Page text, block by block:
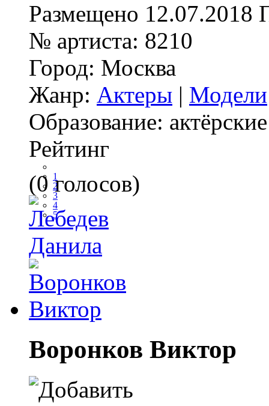
Размещено 12.07.2018
№ артиста: 8210
Город: Москва
Жанр: Актеры | Модели
Образование:
Рейтинг
1
2
3
4
5
(0 голосов)
Воронков Виктор